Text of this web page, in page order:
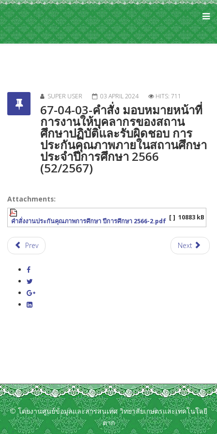
SUPER USER 03 APRIL 2024 HITS: 711
67-04-03-คำสั่ง มอบหมายหน้าที่
การงานให้บุคลากรของสถาน
ศึกษาปฏิบัติและรับผิดชอบ การ
ประกันคุณภาพภายในสถานศึกษา
ประจำปีการศึกษา 2566
(52/2567)
Attachments:
คำสั่งงานประกันคุณภาพการศึกษา ปีการศึกษา 2566-2.pdf [ ] 10883 kB
Prev Next
© โดยงานศูนย์ข้อมูลและสารสนเทศ วิทยาลัยเกษตรและเทคโนโลยี
ตาก